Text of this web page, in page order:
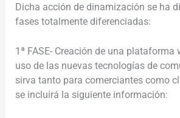
Dicha acción de dinamización se ha
fases totalmente diferenciadas:
1ª FASE- Creación de una plataforma
uso de las nuevas tecnologías de
sirva tanto para comerciantes como
se incluirá la siguiente información: